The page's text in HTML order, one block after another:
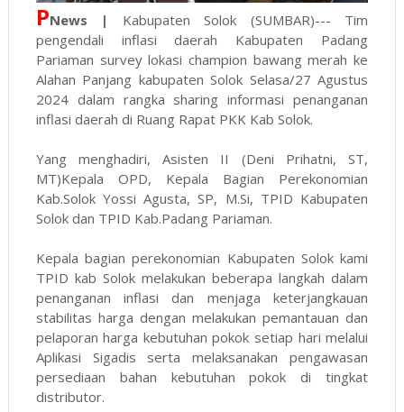
PNews | Kabupaten Solok (SUMBAR)--- Tim
pengendali inflasi daerah Kabupaten Padang
Pariaman survey lokasi champion bawang merah ke
Alahan Panjang kabupaten Solok Selasa/27 Agustus
2024 dalam rangka sharing informasi penanganan
inflasi daerah di Ruang Rapat PKK Kab Solok.
Yang menghadiri, Asisten II (Deni Prihatni, ST,
MT)Kepala OPD, Kepala Bagian Perekonomian
Kab.Solok Yossi Agusta, SP, M.Si, TPID Kabupaten
Solok dan TPID Kab.Padang Pariaman.
Kepala bagian perekonomian Kabupaten Solok kami
TPID kab Solok melakukan beberapa langkah dalam
penanganan inflasi dan menjaga keterjangkauan
stabilitas harga dengan melakukan pemantauan dan
pelaporan harga kebutuhan pokok setiap hari melalui
Aplikasi Sigadis serta melaksanakan pengawasan
persediaan bahan kebutuhan pokok di tingkat
distributor.